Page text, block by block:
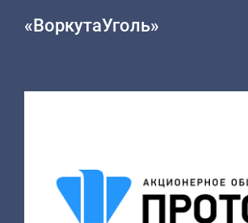
«ВоркутаУголь»